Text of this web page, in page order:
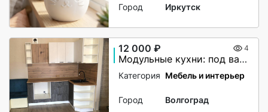
Город Иркутск
12 000 ₽ 4
Модульные кухни: под ваш размер, стиль и бюджет
Категория Мебель и интерьер
Город Волгоград